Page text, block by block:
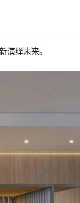
演绎未来。